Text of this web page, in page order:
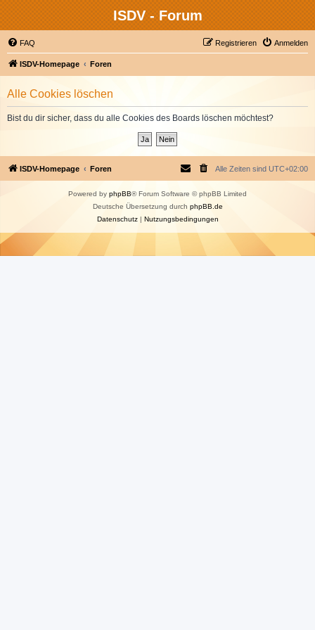
ISDV - Forum
FAQ Anmelden
Registrieren
ISDV-Homepage Foren
Alle Cookies löschen
Bist du dir sicher, dass du alle Cookies des Boards löschen möchtest?
ISDV-Homepage Foren Alle Zeiten sind UTC+02:00
Powered by phpBB® Forum Software © phpBB Limited
Deutsche Übersetzung durch phpBB.de
Datenschutz| Nutzungsbedingungen